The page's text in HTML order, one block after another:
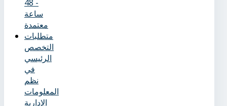
- 48
ساعة
معتمدة
متطلبات
التخصص
الرئيسي
في
نظم
المعلومات
الإدارية